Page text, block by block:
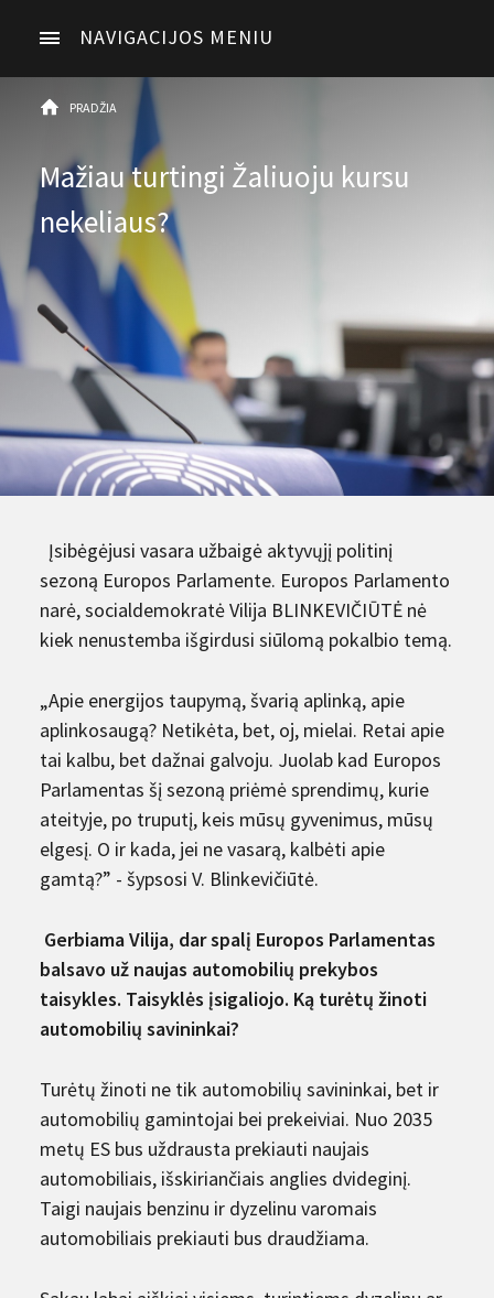
NAVIGACIJOS MENIU
PRADŽIA
Mažiau turtingi Žaliuoju kursu
nekeliaus?
Įsibėgėjusi vasara užbaigė aktyvųjį politinį
sezoną Europos Parlamente. Europos Parlamento
narė, socialdemokratė Vilija BLINKEVIČIŪTĖ nė
kiek nenustemba išgirdusi siūlomą pokalbio temą.
„Apie energijos taupymą, švarią aplinką, apie
aplinkosaugą? Netikėta, bet, oj, mielai. Retai apie
tai kalbu, bet dažnai galvoju. Juolab kad Europos
Parlamentas šį sezoną priėmė sprendimų, kurie
ateityje, po truputį, keis mūsų gyvenimus, mūsų
elgesį. O ir kada, jei ne vasarą, kalbėti apie
gamtą?” - šypsosi V. Blinkevičiūtė.
Gerbiama Vilija, dar spalį Europos Parlamentas
balsavo už naujas automobilių prekybos
taisykles. Taisyklės įsigaliojo. Ką turėtų žinoti
automobilių savininkai?
Turėtų žinoti ne tik automobilių savininkai, bet ir
automobilių gamintojai bei prekeiviai. Nuo 2035
metų ES bus uždrausta prekiauti naujais
automobiliais, išskiriančiais anglies dvideginį.
Taigi naujais benzinu ir dyzelinu varomais
automobiliais prekiauti bus draudžiama.